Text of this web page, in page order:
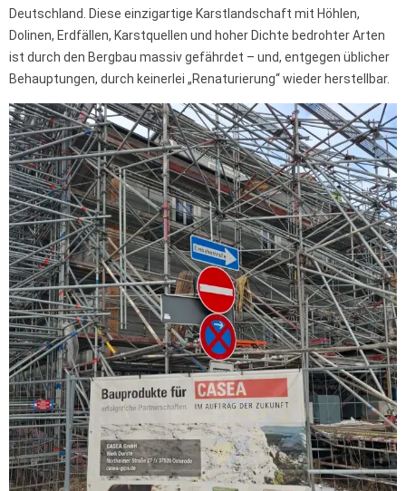
Deutschland. Diese einzigartige Karstlandschaft mit Höhlen,
Dolinen, Erdfällen, Karstquellen und hoher Dichte bedrohter Arten
ist durch den Bergbau massiv gefährdet – und, entgegen üblicher
Behauptungen, durch keinerlei „Renaturierung“ wieder herstellbar.